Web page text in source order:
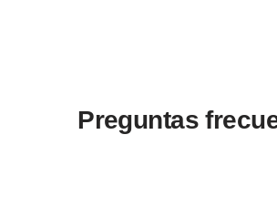
Preguntas